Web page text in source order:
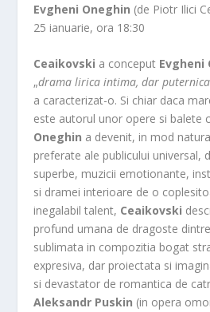
Evgheni Oneghin (de Piotr Ilici
25 ianuarie, ora 18:30
Ceaikovski a conceput Evgheni
„drama lirica intima, dar puternica
a caracterizat-o. Si chiar daca
este autorul unor opere si balete
Oneghin a devenit, in mod
preferate ale publicului universal,
superbe, muzicii emotionante,
si dramei interioare de o
inegalabil talent, Ceaikovski
profund umana de dragoste
sublimata in compozitia bogat
expresiva, dar proiectata si
si devastator de romantica de
Aleksandr Puskin (in opera